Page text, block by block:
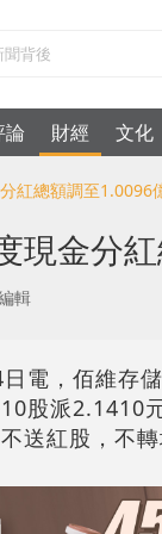
論 財經 文化
紅總額調至1.0096
現金分
輯
電，佰維存
股派2.1410
送紅股，不